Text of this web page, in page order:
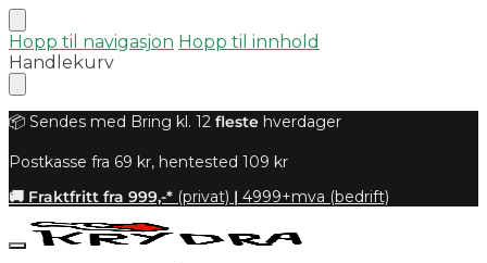
Hopp til navigasjon Hopp til innhold
Handlekurv
📦 Sendes med Bring kl. 12 fleste hverdager
Postkasse fra 69 kr, hentested 109 kr
🚚 Fraktfritt fra 999,-* (privat) | 4999+mva (bedrift)